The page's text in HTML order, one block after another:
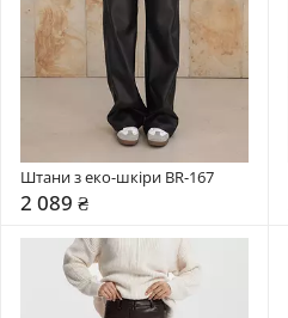
Штани з еко-шкіри BR-167
2 089 ₴